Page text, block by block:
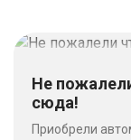
Не
сюда!
Приобрели